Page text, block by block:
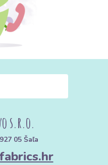
s.r.o.
05 Šaľa